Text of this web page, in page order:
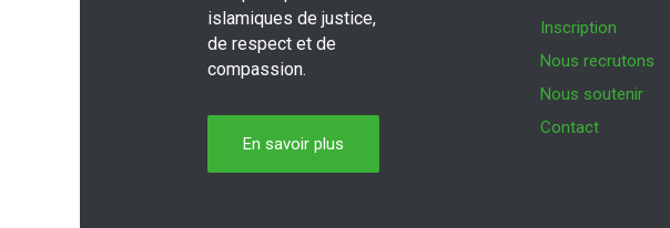
islamiques de justice,
de respect et de
compassion.
En savoir plus
Inscription
Nous recrutons
Nous soutenir
Contact